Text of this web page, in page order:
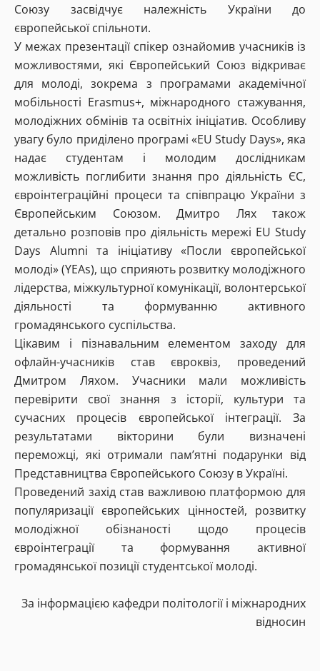
Союзу засвідчує належність України до
європейської спільноти.
У межах презентації спікер ознайомив учасників із
можливостями, які Європейський Союз відкриває
для молоді, зокрема з програмами академічної
мобільності Erasmus+, міжнародного стажування,
молодіжних обмінів та освітніх ініціатив. Особливу
увагу було приділено програмі «EU Study Days», яка
надає студентам і молодим дослідникам
можливість поглибити знання про діяльність ЄС,
євроінтеграційні процеси та співпрацю України з
Європейським Союзом. Дмитро Лях також
детально розповів про діяльність мережі EU Study
Days Alumni та ініціативу «Посли європейської
молоді» (YEAs), що сприяють розвитку молодіжного
лідерства, міжкультурної комунікації, волонтерської
діяльності та формуванню активного
громадянського суспільства.
Цікавим і пізнавальним елементом заходу для
офлайн-учасників став євроквіз, проведений
Дмитром Ляхом. Учасники мали можливість
перевірити свої знання з історії, культури та
сучасних процесів європейської інтеграції. За
результатами вікторини були визначені
переможці, які отримали пам’ятні подарунки від
Представництва Європейського Союзу в Україні.
Проведений захід став важливою платформою для
популяризації європейських цінностей, розвитку
молодіжної обізнаності щодо процесів
євроінтеграції та формування активної
громадянської позиції студентської молоді.
За інформацією кафедри політології і міжнародних
відносин